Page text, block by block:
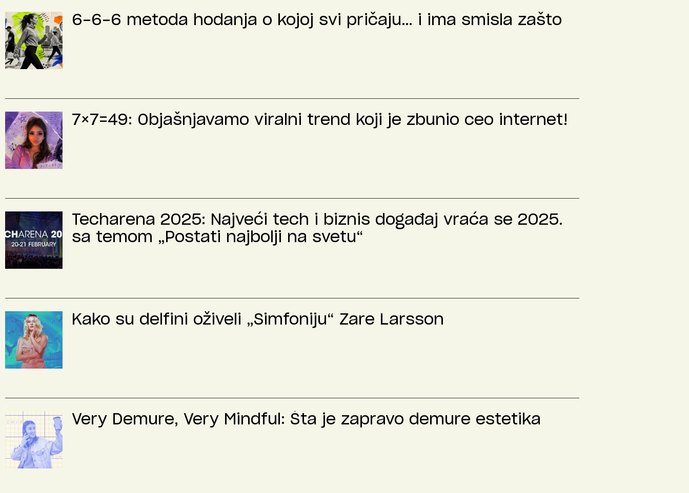
6-6-6 metoda hodanja o kojoj svi pričaju… i ima smisla zašto
7×7=49: Objašnjavamo viralni trend koji je zbunio ceo internet!
Techarena 2025: Najveći tech i biznis događaj vraća se 2025.
sa temom „Postati najbolji na svetu“
Kako su delfini oživeli „Simfoniju“ Zare Larsson
Very Demure, Very Mindful: Šta je zapravo demure estetika